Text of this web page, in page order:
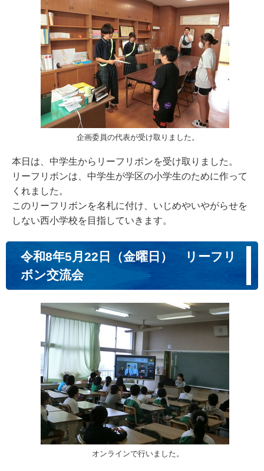
企画委員の代表が受け取りました。
本日は、中学生からリーフリボンを受け取りました。
リーフリボンは、中学生が学区の小学生のために作って
くれました。
このリーフリボンを名札に付け、いじめやいやがらせを
しない西小学校を目指していきます。
令和8年5月22日（金曜日） リーフリ
ボン交流会
オンラインで行いました。